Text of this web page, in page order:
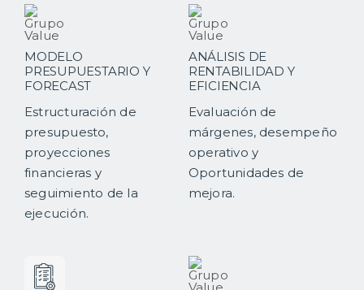
MODELO
PRESUPUESTARIO Y
FORECAST
Estructuración de
presupuesto,
proyecciones
financieras y
seguimiento de la
ejecución.
ANÁLISIS DE
RENTABILIDAD Y
EFICIENCIA
Evaluación de
márgenes, desempeño
operativo y
Oportunidades de
mejora.